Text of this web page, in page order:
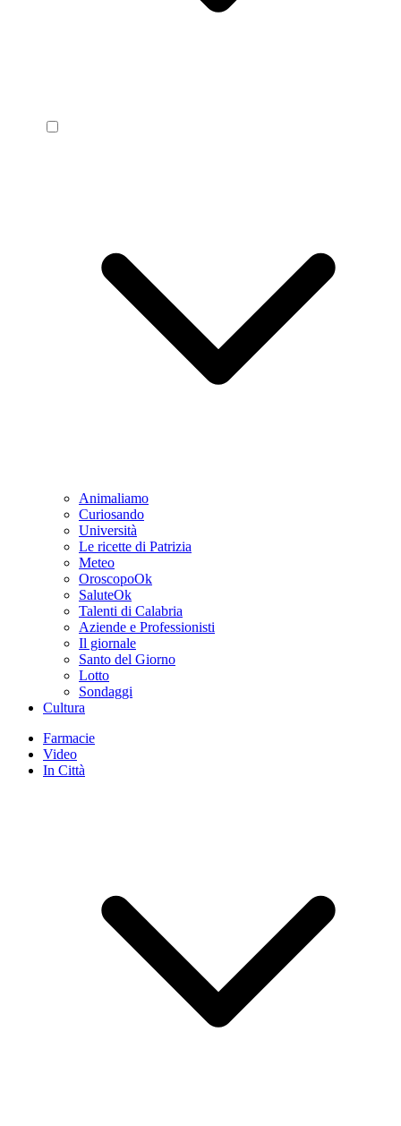
Animaliamo
Curiosando
Università
Le ricette di Patrizia
Meteo
OroscopoOk
SaluteOk
Talenti di Calabria
Aziende e Professionisti
Il giornale
Santo del Giorno
Lotto
Sondaggi
Cultura
Farmacie
Video
In Città